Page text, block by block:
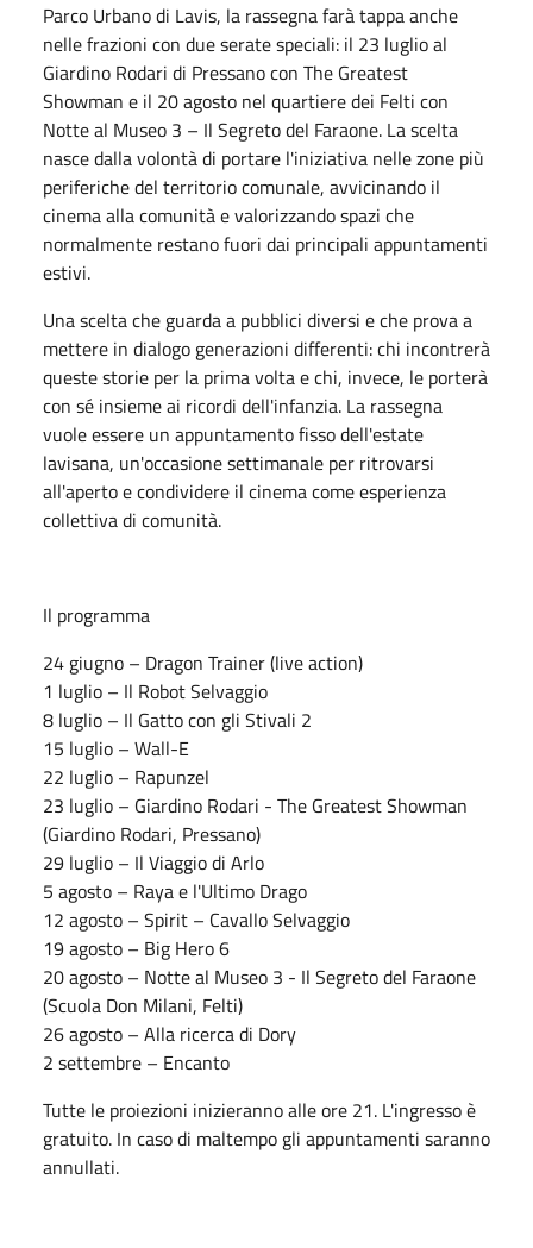
Parco Urbano di Lavis, la rassegna farà tappa anche
nelle frazioni con due serate speciali: il 23 luglio al
Giardino Rodari di Pressano con The Greatest
Showman e il 20 agosto nel quartiere dei Felti con
Notte al Museo 3 – Il Segreto del Faraone. La scelta
nasce dalla volontà di portare l'iniziativa nelle zone più
periferiche del territorio comunale, avvicinando il
cinema alla comunità e valorizzando spazi che
normalmente restano fuori dai principali appuntamenti
estivi.
Una scelta che guarda a pubblici diversi e che prova a
mettere in dialogo generazioni differenti: chi incontrerà
queste storie per la prima volta e chi, invece, le porterà
con sé insieme ai ricordi dell'infanzia. La rassegna
vuole essere un appuntamento fisso dell'estate
lavisana, un'occasione settimanale per ritrovarsi
all'aperto e condividere il cinema come esperienza
collettiva di comunità.
Il programma
24 giugno – Dragon Trainer (live action)
1 luglio – Il Robot Selvaggio
8 luglio – Il Gatto con gli Stivali 2
15 luglio – Wall-E
22 luglio – Rapunzel
23 luglio – Giardino Rodari - The Greatest Showman
(Giardino Rodari, Pressano)
29 luglio – Il Viaggio di Arlo
5 agosto – Raya e l'Ultimo Drago
12 agosto – Spirit – Cavallo Selvaggio
19 agosto – Big Hero 6
20 agosto – Notte al Museo 3 - Il Segreto del Faraone
(Scuola Don Milani, Felti)
26 agosto – Alla ricerca di Dory
2 settembre – Encanto
Tutte le proiezioni inizieranno alle ore 21. L'ingresso è
gratuito. In caso di maltempo gli appuntamenti saranno
annullati.